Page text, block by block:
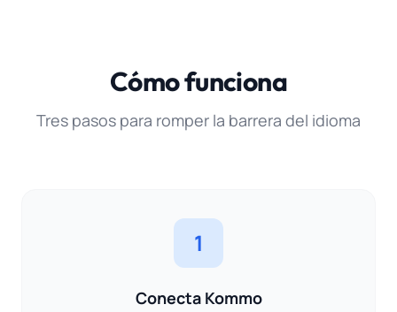
Cómo funciona
Tres pasos para romper la barrera del idioma
1
Conecta Kommo